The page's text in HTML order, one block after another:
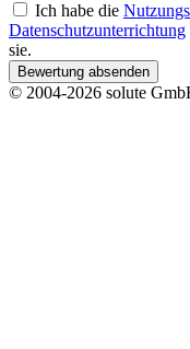
Ich habe die
Datenschutzunterrichtung
sie.
Bewertung absenden
© 2004-2026 solute